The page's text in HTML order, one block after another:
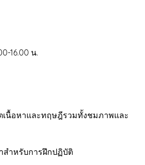
16.00 น.
เนื้อหาและทฤษฎีรวมทั้งชมภาพและ
สำหรับการฝึกปฏิบัติ